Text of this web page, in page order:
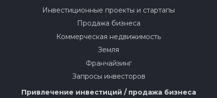
Инвестиционные проекты и стартапы
Продажа бизнеса
Коммерческая недвижимость
Земля
Франчайзинг
Запросы инвесторов
Привлечение инвестиций / продажа бизнеса